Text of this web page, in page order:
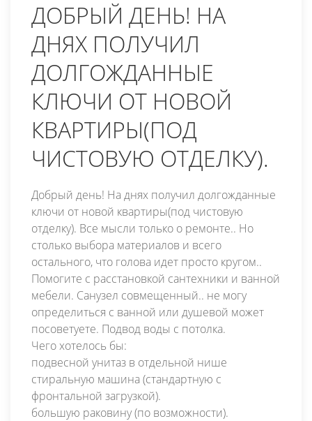
ДОБРЫЙ ДЕНЬ! НА
ДНЯХ ПОЛУЧИЛ
ДОЛГОЖДАННЫЕ
КЛЮЧИ ОТ НОВОЙ
КВАРТИРЫ(ПОД
ЧИСТОВУЮ ОТДЕЛКУ).
Добрый день! На днях получил долгожданные
ключи от новой квартиры(под чистовую
отделку). Все мысли только о ремонте.. Но
столько выбора материалов и всего
остального, что голова идет просто кругом..
Помогите с расстановкой сантехники и ванной
мебели. Санузел совмещенный.. не могу
определиться с ванной или душевой может
посоветуете. Подвод воды с потолка.
Чего хотелось бы:
подвесной унитаз в отдельной нише
стиральную машина (стандартную с
фронтальной загрузкой).
большую раковину (по возможности).